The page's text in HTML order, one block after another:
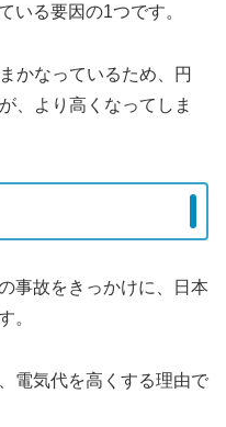
いる要因の1つです。
かなっているため、円
、より高くなってしま
事故をきっかけに、日本
。
電気代を高くする理由で